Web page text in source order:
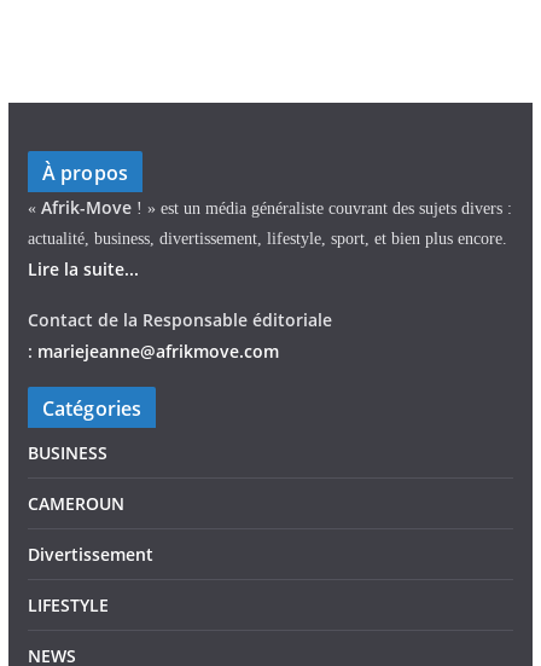
À propos
« Afrik-Move ! » est un média généraliste couvrant des sujets divers :
actualité, business, divertissement, lifestyle, sport, et bien plus encore.
Lire la suite...
Contact de la Responsable éditoriale
: mariejeanne@afrikmove.com
Catégories
BUSINESS
CAMEROUN
Divertissement
LIFESTYLE
NEWS